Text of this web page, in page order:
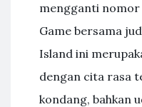
mengganti nomor
Game bersama
Island ini
dengan cita rasa
kondang, bahkan